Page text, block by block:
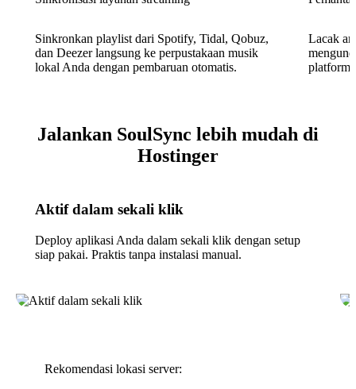
Sinkronkan playlist dari Spotify, Tidal, Qobuz,
dan Deezer langsung ke perpustakaan musik
lokal Anda dengan pembaruan otomatis.
Lacak
platform
Jalankan SoulSync lebih mudah di
Hostinger
Aktif dalam sekali klik
Deploy aplikasi Anda dalam sekali klik dengan setup
siap pakai. Praktis tanpa instalasi manual.
Rekomendasi lokasi server: